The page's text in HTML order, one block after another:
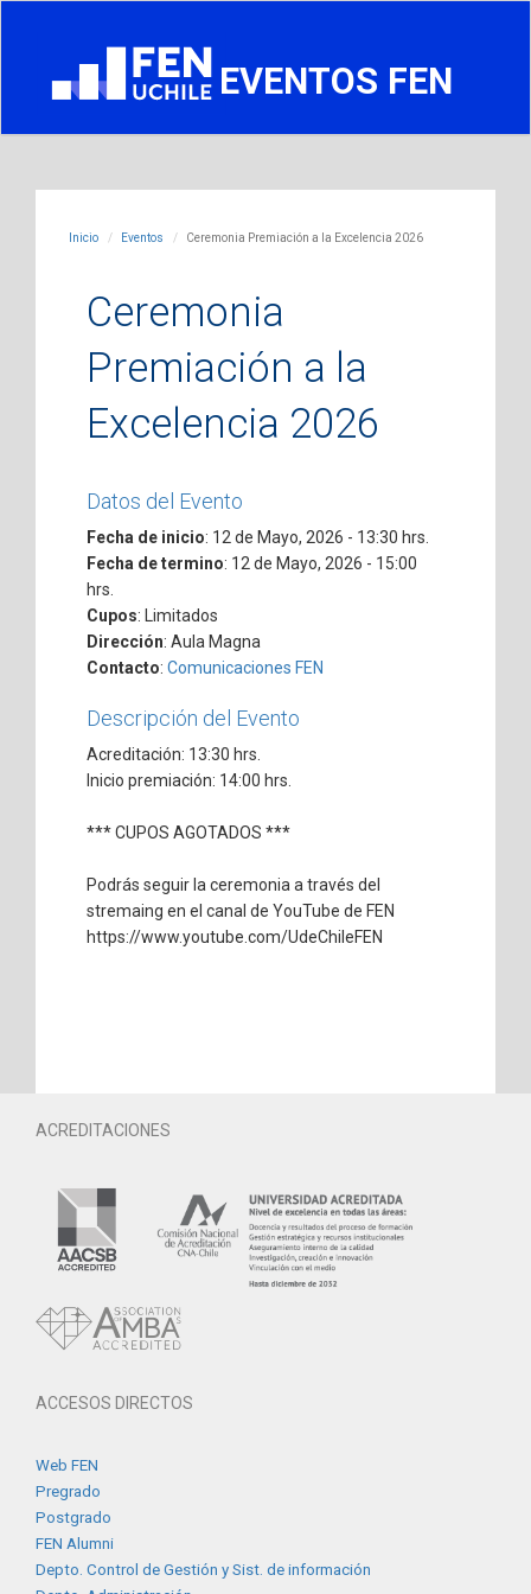
EVENTOS FEN
Inicio Eventos Ceremonia Premiación a la Excelencia 2026
Ceremonia
Premiación a la
Excelencia 2026
Datos del Evento
Fecha de inicio: 12 de Mayo, 2026 - 13:30 hrs.
Fecha de termino: 12 de Mayo, 2026 - 15:00
hrs.
Cupos: Limitados
Dirección: Aula Magna
Contacto: Comunicaciones FEN
Descripción del Evento
Acreditación: 13:30 hrs.
Inicio premiación: 14:00 hrs.
*** CUPOS AGOTADOS ***
Podrás seguir la ceremonia a través del
stremaing en el canal de YouTube de FEN
https://www.youtube.com/UdeChileFEN
ACREDITACIONES
ACCESOS DIRECTOS
Web FEN
Pregrado
Postgrado
FEN Alumni
Depto. Control de Gestión y Sist. de información